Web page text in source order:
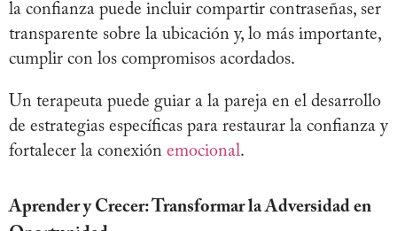
la confianza puede incluir compartir contraseñas, ser
transparente sobre la ubicación y, lo más importante,
cumplir con los compromisos acordados.
Un terapeuta puede guiar a la pareja en el desarrollo
de estrategias específicas para restaurar la confianza y
fortalecer la conexión emocional.
Aprender y Crecer: Transformar la Adversidad en